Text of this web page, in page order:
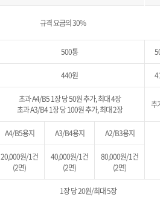
규격 요금의 30%
500통
440원
초과 A4/B5 1장 당 50원 추가, 최대 4장
초과 A3/B4 1장 당 100원 추가, 최대 2장
추가
A4/B5용지 A3/B4용지
A2/B3용지
20,000원/1건
(2면)
40,000원/1건
(2면)
80,000원/1건
(2면)
1장 당 20원/최대 5장